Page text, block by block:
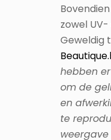
Geweldig
hebben
om de
en
te
weergave
echter